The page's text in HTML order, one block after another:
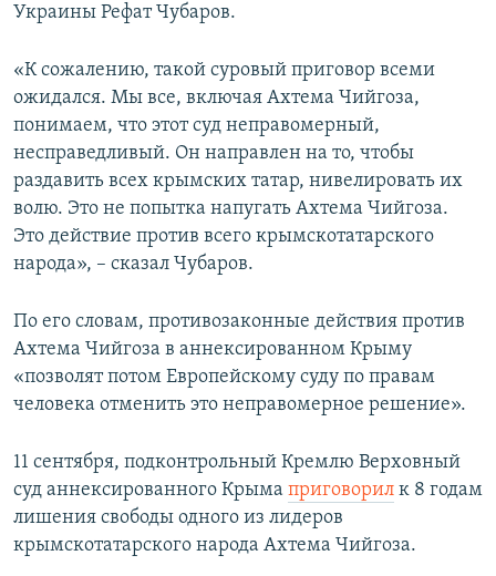
КРЫМ.НЕПОКОРЕННЫЙ
УКРАИНСКАЯ ПРОБЛЕМА КРЫМА
Все сайты RFE/RL
Украины Рефат Чубаров.
«К сожалению, такой суровый приговор всеми
ожидался. Мы все, включая Ахтема Чийгоза,
понимаем, что этот суд неправомерный,
несправедливый. Он направлен на то, чтобы
раздавить всех крымских татар, нивелировать их
волю. Это не попытка напугать Ахтема Чийгоза.
Это действие против всего крымскотатарского
народа», – сказал Чубаров.
По его словам, противозаконные действия против
Ахтема Чийгоза в аннексированном Крыму
«позволят потом Европейскому суду по правам
человека отменить это неправомерное решение».
11 сентября, подконтрольный Кремлю Верховный
суд аннексированного Крыма приговорил к 8 годам
лишения свободы одного из лидеров
крымскотатарского народа Ахтема Чийгоза.